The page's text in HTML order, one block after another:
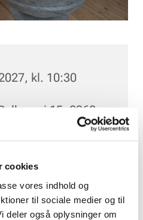
cookies
vores indhold og
til sociale medier og til
deler også oplysninger om
kl. 10:30
15, 2960